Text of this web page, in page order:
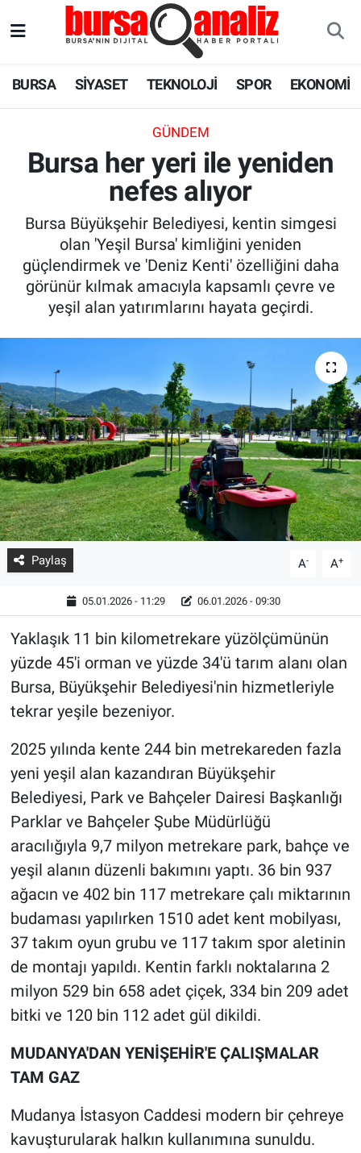
BURSA SİYASET TEKNOLOJİ SPOR EKONOMİ
GÜNDEM
Bursa her yeri ile yeniden
nefes alıyor
Bursa Büyükşehir Belediyesi, kentin simgesi
olan 'Yeşil Bursa' kimliğini yeniden
güçlendirmek ve 'Deniz Kenti' özelliğini daha
görünür kılmak amacıyla kapsamlı çevre ve
yeşil alan yatırımlarını hayata geçirdi.
Paylaş A- A+
05.01.2026 - 11:29 06.01.2026 - 09:30
Yaklaşık 11 bin kilometrekare yüzölçümünün
yüzde 45'i orman ve yüzde 34'ü tarım alanı olan
Bursa, Büyükşehir Belediyesi'nin hizmetleriyle
tekrar yeşile bezeniyor.
2025 yılında kente 244 bin metrekareden fazla
yeni yeşil alan kazandıran Büyükşehir
Belediyesi, Park ve Bahçeler Dairesi Başkanlığı
Parklar ve Bahçeler Şube Müdürlüğü
aracılığıyla 9,7 milyon metrekare park, bahçe ve
yeşil alanın düzenli bakımını yaptı. 36 bin 937
ağacın ve 402 bin 117 metrekare çalı miktarının
budaması yapılırken 1510 adet kent mobilyası,
37 takım oyun grubu ve 117 takım spor aletinin
de montajı yapıldı. Kentin farklı noktalarına 2
milyon 529 bin 658 adet çiçek, 334 bin 209 adet
bitki ve 120 bin 112 adet gül dikildi.
MUDANYA'DAN YENİŞEHİR'E ÇALIŞMALAR
TAM GAZ
Mudanya İstasyon Caddesi modern bir çehreye
kavuşturularak halkın kullanımına sunuldu.
EKONOMİ
SAĞLIK
ASTROLOJİ
Süper Lig Puan Durumu ve Fikstür
Tüm Manşetler
Son Dakika Haberleri
Haber Arşivi